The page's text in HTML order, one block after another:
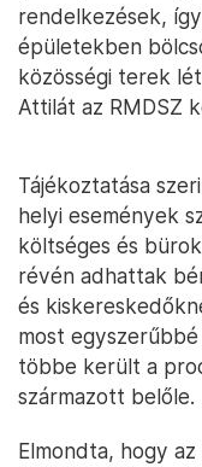
rendelkezések,
épületekben
közösségi terek
Attilát az RMDSZ
Tájékoztatása
helyi események
költséges és
révén adhattak
és
most
többe került a
származott belőle.
Elmondta, hogy